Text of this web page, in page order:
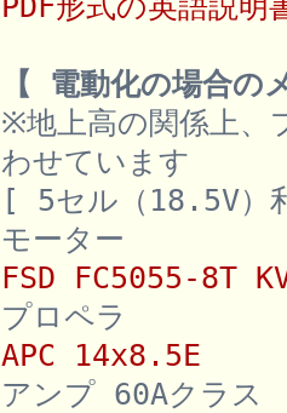
【 電動化の場合
※地上高の関係上、
わせています
[ 5セル（18.5V）
モーター
FSD FC5055-8T
プロペラ
APC 14x8.5E
アンプ 60Aクラス